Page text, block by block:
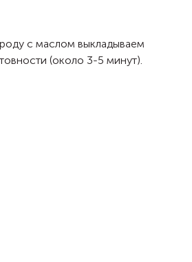
с маслом выкладываем
(около 3-5 минут).